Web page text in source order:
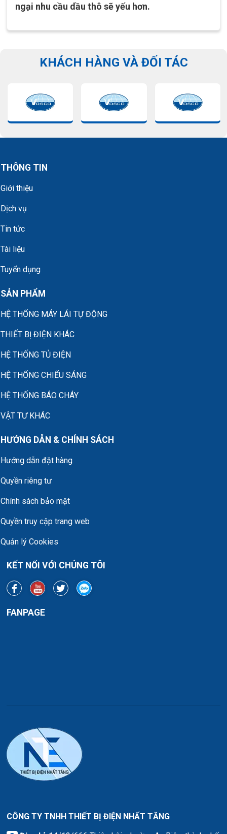
ngại nhu cầu dầu thô sẽ yếu hơn.
KHÁCH HÀNG VÀ ĐỐI TÁC
THÔNG TIN
Giới thiệu
Dịch vụ
Tin tức
Tài liệu
Tuyển dụng
SẢN PHẨM
HỆ THỐNG MÁY LÁI TỰ ĐỘNG
THIẾT BỊ ĐIỆN KHÁC
HỆ THỐNG TỦ ĐIỆN
HỆ THỐNG CHIẾU SÁNG
HỆ THỐNG BÁO CHÁY
VẬT TƯ KHÁC
HƯỚNG DẪN & CHÍNH SÁCH
Hướng dẫn đặt hàng
Quyền riêng tư
Chính sách bảo mật
Quyền truy cập trang web
Quản lý Cookies
KẾT NỐI VỚI CHÚNG TÔI
FANPAGE
CÔNG TY TNHH THIẾT BỊ ĐIỆN NHẤT TĂNG